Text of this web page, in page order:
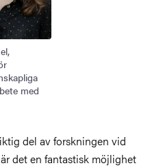
med
del av forskningen vid
det en fantastisk möjlighet